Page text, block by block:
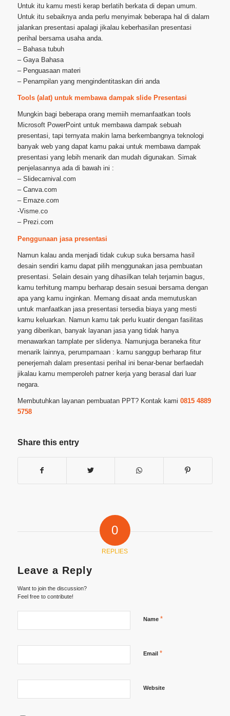
Untuk itu kamu mesti kerap berlatih berkata di depan umum.
Untuk itu sebaiknya anda perlu menyimak beberapa hal di dalam
jalankan presentasi apalagi jikalau keberhasilan presentasi
perihal bersama usaha anda.
– Bahasa tubuh
– Gaya Bahasa
– Penguasaan materi
– Penampilan yang mengindentitaskan diri anda
Tools (alat) untuk membawa dampak slide Presentasi
Mungkin bagi beberapa orang memiih memanfaatkan tools
Microsoft PowerPoint untuk membawa dampak sebuah
presentasi, tapi ternyata makin lama berkembangnya teknologi
banyak web yang dapat kamu pakai untuk membawa dampak
presentasi yang lebih menarik dan mudah digunakan. Simak
penjelasannya ada di bawah ini :
– Slidecarnival.com
– Canva.com
– Emaze.com
-Visme.co
– Prezi.com
Penggunaan jasa presentasi
Namun kalau anda menjadi tidak cukup suka bersama hasil
desain sendiri kamu dapat pilih menggunakan jasa pembuatan
presentasi. Selain desain yang dihasilkan telah terjamin bagus,
kamu terhitung mampu berharap desain sesuai bersama dengan
apa yang kamu inginkan. Memang disaat anda memutuskan
untuk manfaatkan jasa presentasi tersedia biaya yang mesti
kamu keluarkan. Namun kamu tak perlu kuatir dengan fasilitas
yang diberikan, banyak layanan jasa yang tidak hanya
menawarkan tamplate per slidenya. Namunjuga beraneka fitur
menarik lainnya, perumpamaan : kamu sanggup berharap fitur
penerjemah dalam presentasi perihal ini benar-benar berfaedah
jikalau kamu memperoleh patner kerja yang berasal dari luar
negara.
Membutuhkan layanan pembuatan PPT? Kontak kami 0815 4889
5758
Share this entry
0
REPLIES
Leave a Reply
Want to join the discussion?
Feel free to contribute!
Name *
Email *
Website